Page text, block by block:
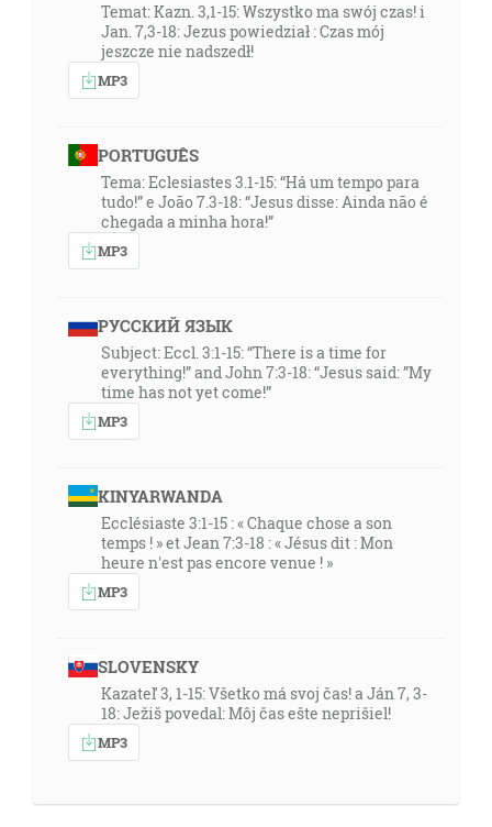
Temat: Kazn. 3,1-15: Wszystko ma swój czas! i
Jan. 7,3-18: Jezus powiedział : Czas mój
jeszcze nie nadszedł!
MP3
PORTUGUÊS
Tema: Eclesiastes 3.1-15: “Há um tempo para
tudo!” e João 7.3-18: “Jesus disse: Ainda não é
chegada a minha hora!”
MP3
РУССКИЙ ЯЗЫК
Subject: Eccl. 3:1-15: “There is a time for
everything!” and John 7:3-18: “Jesus said: ”My
time has not yet come!”
MP3
KINYARWANDA
Ecclésiaste 3:1-15 : « Chaque chose a son
temps ! » et Jean 7:3-18 : « Jésus dit : Mon
heure n'est pas encore venue ! »
MP3
SLOVENSKY
Kazateľ 3, 1-15: Všetko má svoj čas! a Ján 7, 3-
18: Ježiš povedal: Môj čas ešte neprišiel!
MP3